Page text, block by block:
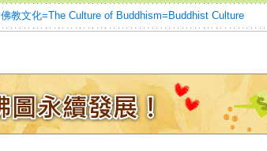
佛教文化=The Culture of Buddhism=Buddhist Culture